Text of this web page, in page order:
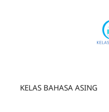
KELAS BAHASA ASING